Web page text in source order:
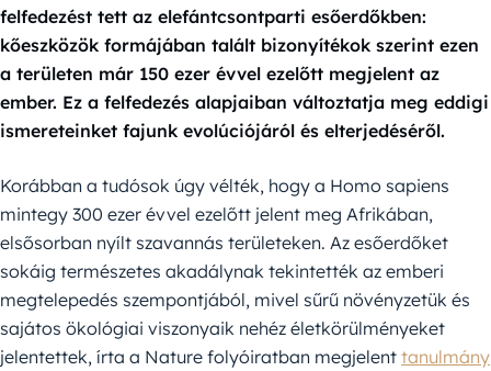
felfedezést tett az elefántcsontparti esőerdőkben:
kőeszközök formájában talált bizonyítékok szerint ezen
a területen már 150 ezer évvel ezelőtt megjelent az
ember. Ez a felfedezés alapjaiban változtatja meg eddigi
ismereteinket fajunk evolúciójáról és elterjedéséről.
Korábban a tudósok úgy vélték, hogy a Homo sapiens
mintegy 300 ezer évvel ezelőtt jelent meg Afrikában,
elsősorban nyílt szavannás területeken. Az esőerdőket
sokáig természetes akadálynak tekintették az emberi
megtelepedés szempontjából, mivel sűrű növényzetük és
sajátos ökológiai viszonyaik nehéz életkörülményeket
jelentettek, írta a Nature folyóiratban megjelent tanulmány